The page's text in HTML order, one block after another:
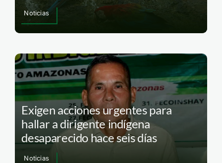
Noticias
Exigen acciones urgentes para
hallar a dirigente indígena
desaparecido hace seis días
Noticias